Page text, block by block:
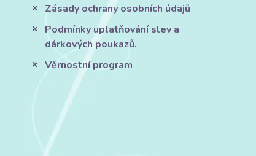
Zásady ochrany osobních údajů
Podmínky uplatňování slev a
dárkových poukazů.
Věrnostní program